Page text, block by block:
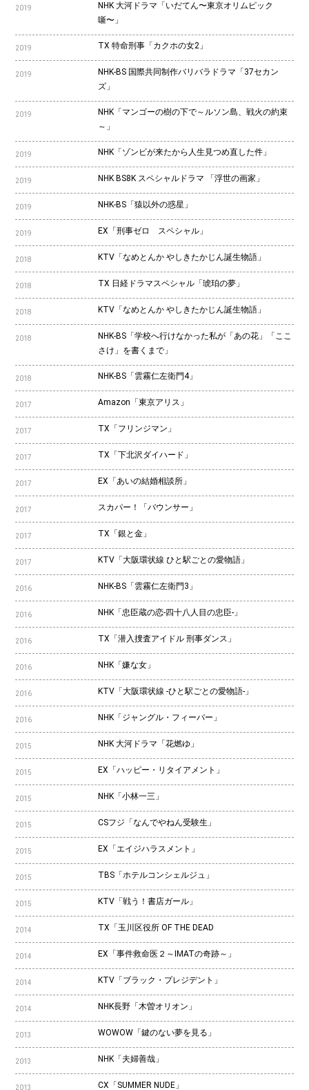
2019
NHK 大河ドラマ「いだてん〜東京オリムピック
噺〜」
2019 TX 特命刑事「カクホの女2」
2019
NHK-BS 国際共同制作バリバラドラマ「37セカン
ズ」
2019
NHK「マンゴーの樹の下で～ルソン島、戦火の約束
～」
2019 NHK「ゾンビが来たから人生見つめ直した件」
2019 NHK BS8K スペシャルドラマ 「浮世の画家」
2019 NHK-BS「猿以外の惑星」
2019 EX「刑事ゼロ スペシャル」
2018 KTV「なめとんか やしきたかじん誕生物語」
2018 TX 日経ドラマスペシャル「琥珀の夢」
2018 KTV「なめとんか やしきたかじん誕生物語」
2018
NHK-BS「学校へ行けなかった私が「あの花」「ここ
さけ」を書くまで」
2018 NHK-BS「雲霧仁左衛門4」
2017 Amazon「東京アリス」
2017 TX「フリンジマン」
2017 TX「下北沢ダイハード」
2017 EX「あいの結婚相談所」
2017 スカパー！「バウンサー」
2017 TX「銀と金」
2017 KTV「大阪環状線 ひと駅ごとの愛物語」
2016 NHK-BS「雲霧仁左衛門3」
2016 NHK「忠臣蔵の恋-四十八人目の忠臣-」
2016 TX「潜入捜査アイドル 刑事ダンス」
2016 NHK「嫌な女」
2016 KTV「大阪環状線 -ひと駅ごとの愛物語-」
2016 NHK「ジャングル・フィーバー」
2015 NHK 大河ドラマ「花燃ゆ」
2015 EX「ハッピー・リタイアメント」
2015 NHK「小林一三」
2015 CSフジ「なんでやねん受験生」
2015 EX「エイジハラスメント」
2015 TBS「ホテルコンシェルジュ」
2015 KTV「戦う！書店ガール」
2014 TX「玉川区役所 OF THE DEAD
2014 EX「事件救命医２～IMATの奇跡～」
2014 KTV「ブラック・プレジデント」
2014 NHK長野「木曽オリオン」
2013 WOWOW「鍵のない夢を見る」
2013 NHK「夫婦善哉」
2013 CX「SUMMER NUDE」